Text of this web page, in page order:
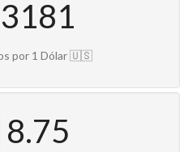
por 1 Dólar 🇺🇸